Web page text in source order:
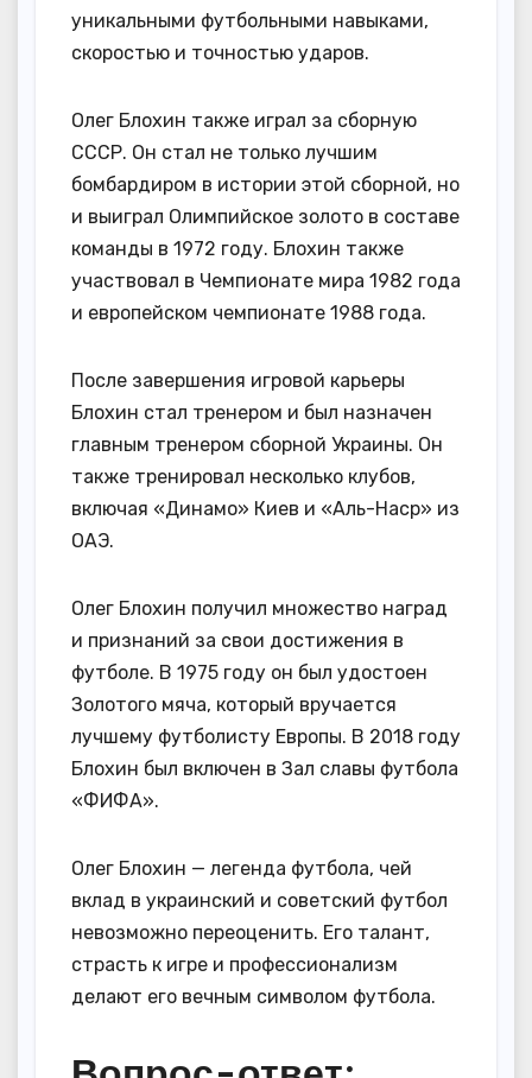
уникальными футбольными навыками,
скоростью и точностью ударов.
Олег Блохин также играл за сборную
СССР. Он стал не только лучшим
бомбардиром в истории этой сборной, но
и выиграл Олимпийское золото в составе
команды в 1972 году. Блохин также
участвовал в Чемпионате мира 1982 года
и европейском чемпионате 1988 года.
После завершения игровой карьеры
Блохин стал тренером и был назначен
главным тренером сборной Украины. Он
также тренировал несколько клубов,
включая «Динамо» Киев и «Аль-Наср» из
ОАЭ.
Олег Блохин получил множество наград
и признаний за свои достижения в
футболе. В 1975 году он был удостоен
Золотого мяча, который вручается
лучшему футболисту Европы. В 2018 году
Блохин был включен в Зал славы футбола
«ФИФА».
Олег Блохин — легенда футбола, чей
вклад в украинский и советский футбол
невозможно переоценить. Его талант,
страсть к игре и профессионализм
делают его вечным символом футбола.